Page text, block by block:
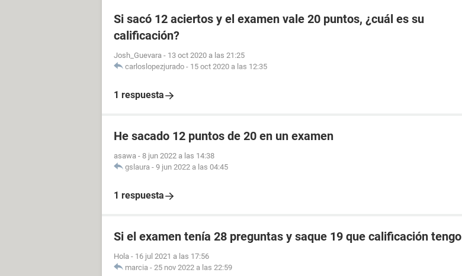
Si sacó 12 aciertos y el examen vale 20 puntos, ¿cuál es su
calificación?
Josh_Guevara - 13 oct 2020 a las 21:25
carloslopezjurado - 15 oct 2020 a las 12:35
1 respuesta
He sacado 12 puntos de 20 en un examen
asawa - 8 jun 2022 a las 14:38
gslaura - 9 jun 2022 a las 04:45
1 respuesta
Si el examen tenía 28 preguntas y saque 19 que calificación tengo
Hola - 16 jul 2021 a las 17:56
marcia - 25 nov 2022 a las 22:59